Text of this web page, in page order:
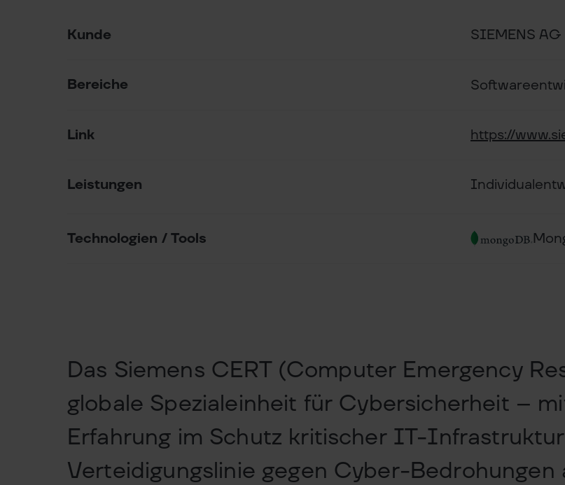
Projektmerkmal
Projektdetails
Kunde SIEMENS AG
Bereiche
Link https://
Leistungen
Technologien / Tools
Das Siemens CERT (Computer Emergency
globale Spezialeinheit für Cybersicherheit –
Erfahrung im Schutz kritischer IT-
Verteidigungslinie gegen Cyber-